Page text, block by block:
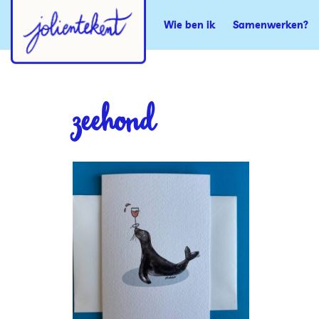
Wie ben ik Samenwerken?
zeehond